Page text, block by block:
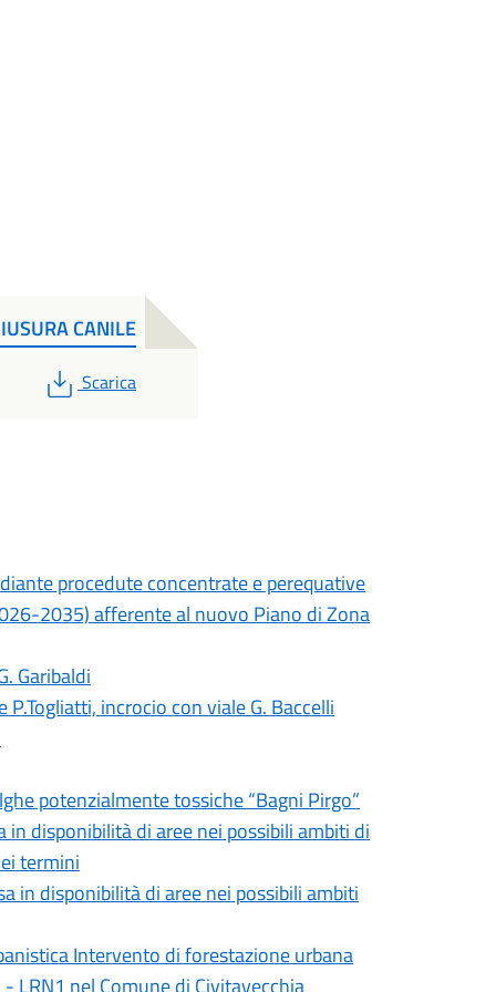
CANILE
PDF
Scarica
procedute concentrate e perequative
2035) afferente al nuovo Piano di Zona
Garibaldi
incrocio con viale G. Baccelli
potenzialmente tossiche “Bagni Pirgo”
disponibilità di aree nei possibili ambiti di
termini
in disponibilità di aree nei possibili ambiti
Intervento di forestazione urbana
LRN1 nel Comune di Civitavecchia